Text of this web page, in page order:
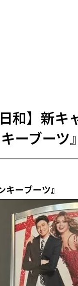
和】新
ーブーツ
ーブーツ』